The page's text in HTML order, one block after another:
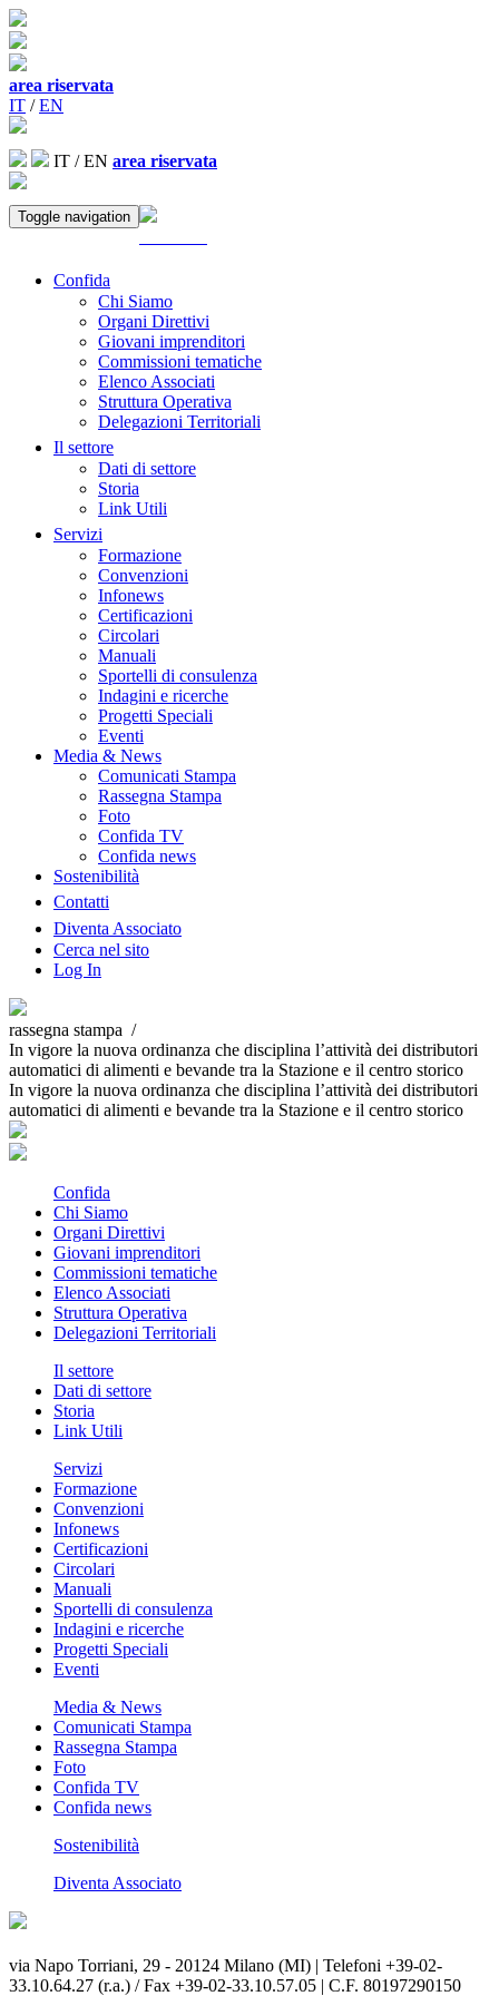
area riservata
IT /EN
IT /EN area riservata
Toggle navigation
Confida
Chi Siamo
Organi Direttivi
Giovani imprenditori
Commissioni tematiche
Elenco Associati
Struttura Operativa
Delegazioni Territoriali
Il settore
Dati di settore
Storia
Link Utili
Servizi
Formazione
Convenzioni
Infonews
Certificazioni
Circolari
Manuali
Sportelli di consulenza
Indagini e ricerche
Progetti Speciali
Eventi
Media & News
Comunicati Stampa
Rassegna Stampa
Foto
Confida TV
Confida news
Sostenibilità
Contatti
Diventa Associato
Cerca nel sito
Log In
rassegna stampa /
In vigore la nuova ordinanza che disciplina l’attività dei distributori
automatici di alimenti e bevande tra la Stazione e il centro storico
In vigore la nuova ordinanza che disciplina l’attività dei distributori
automatici di alimenti e bevande tra la Stazione e il centro storico
Confida
Chi Siamo
Organi Direttivi
Giovani imprenditori
Commissioni tematiche
Elenco Associati
Struttura Operativa
Delegazioni Territoriali
Il settore
Dati di settore
Storia
Link Utili
Servizi
Formazione
Convenzioni
Infonews
Certificazioni
Circolari
Manuali
Sportelli di consulenza
Indagini e ricerche
Progetti Speciali
Eventi
Media & News
Comunicati Stampa
Rassegna Stampa
Foto
Confida TV
Confida news
Sostenibilità
Diventa Associato
via Napo Torriani, 29 - 20124 Milano (MI) | Telefoni +39-02-
33.10.64.27 (r.a.) / Fax +39-02-33.10.57.05 | C.F. 80197290150